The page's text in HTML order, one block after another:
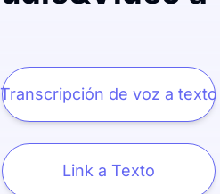
Transcripción de voz a texto
Link a Texto